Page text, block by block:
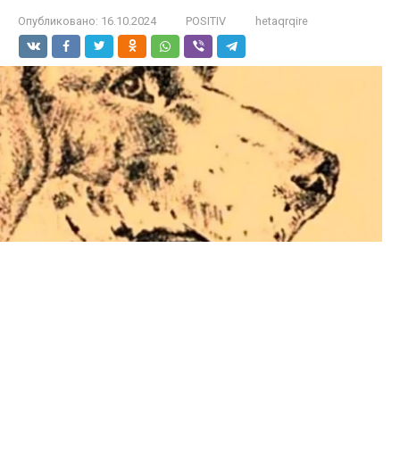
Опубликовано: 16.10.2024 POSITIV hetaqrqire